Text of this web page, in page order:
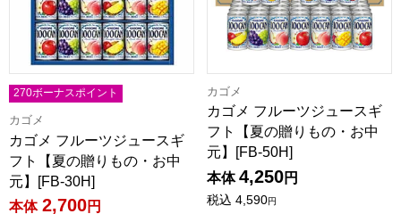
270ボーナスポイント
カゴメ
カゴメ フルーツジュースギ
フト【夏の贈りもの・お中
元】[FB-30H]
本体 2,700円
カゴメ
カゴメ フルーツジュースギ
フト【夏の贈りもの・お中
元】[FB-50H]
本体 4,250円
税込 4,590円